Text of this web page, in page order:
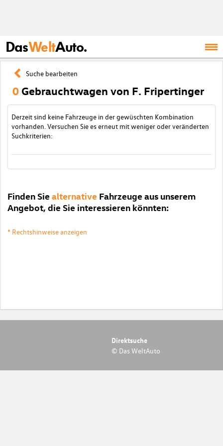
DasWeltAuto.
Suche bearbeiten
0 Gebrauchtwagen von F. Fripertinger
Derzeit sind keine Fahrzeuge in der gewüschten Kombination
vorhanden. Versuchen Sie es erneut mit weniger oder veränderten
Suchkriterien:
Finden Sie alternative Fahrzeuge aus unserem
Angebot, die Sie interessieren könnten:
* Rechtshinweise anzeigen
Direktsuche
© Das WeltAuto